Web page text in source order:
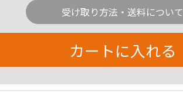
受け取り方法・送料について
カートに入れる